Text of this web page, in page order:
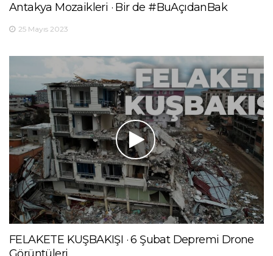
Antakya Mozaikleri · Bir de #BuAçıdanBak
25 Mayıs 2023
FELAKETE KUŞBAKIŞI · 6 Şubat Depremi Drone
Görüntüleri